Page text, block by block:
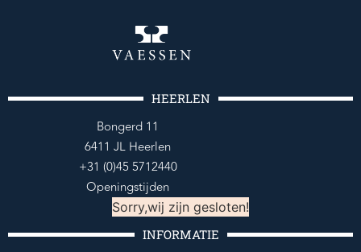
HEERLEN
Bongerd 11
6411 JL Heerlen
+31 (0)45 5712440
Openingstijden
Sorry,wij zijn gesloten!
INFORMATIE